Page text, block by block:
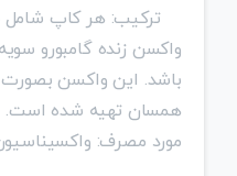
همسان تهیه شده است.
مورد مصرف: